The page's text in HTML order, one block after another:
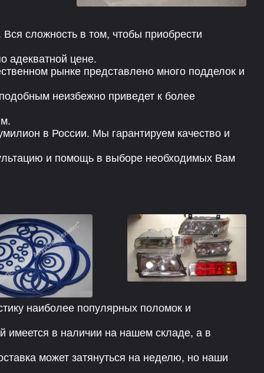
сложность в том, чтобы приобрести
адекватной цене.
рынке представлено много подделок и
неизбежно приведет к более
в России. Мы гарантируем качество и
и помощь в выборе необходимых Вам
наиболее популярных поломок и
имеется в наличии на нашем складе, а в
может затянуться на неделю, но наши